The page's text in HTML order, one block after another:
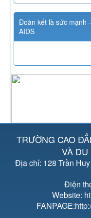
Đoàn kết là sức mạnh
AIDS
TRƯỜNG CAO
VÀ
Địa chỉ: 128 Trần
Điện
Website: